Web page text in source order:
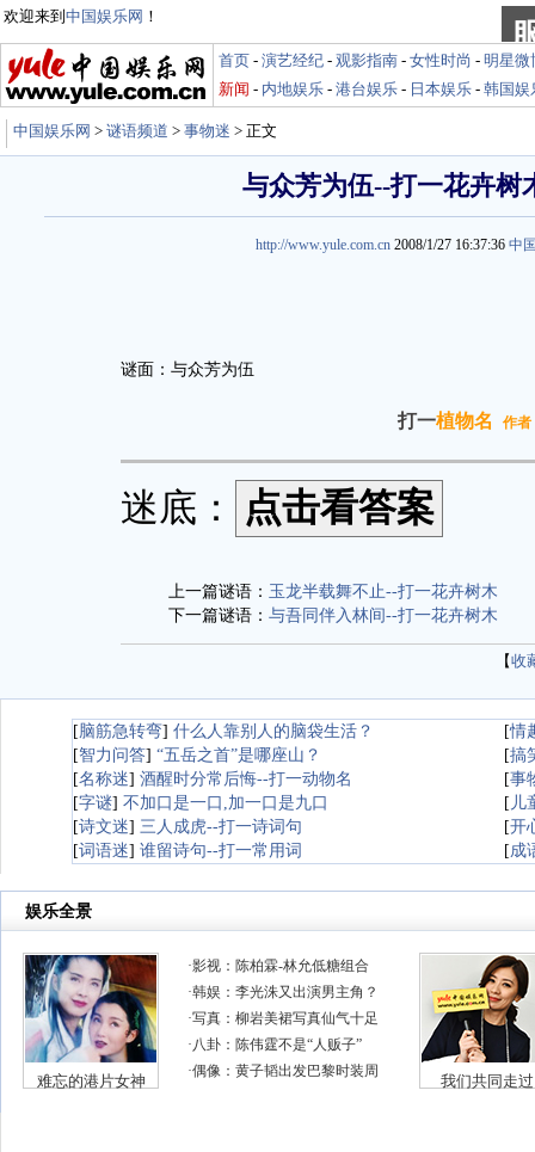
欢迎来到 中国娱乐网 ！
首页 - 演艺经纪 - 观影指南 - 女性时尚 - 明星微
新闻 - 内地娱乐 - 港台娱乐 - 日本娱乐 - 韩国娱
中国娱乐网 > 谜语频道 > 事物迷 > 正文
与众芳为伍--打一花卉树
http://www.yule.com.cn 2008/1/27 16:37:36 中
谜面：与众芳为伍
打一植物名 作者
迷底：
上一篇谜语： 玉龙半载舞不止--打一花卉树木
下一篇谜语： 与吾同伴入林间--打一花卉树木
【收
[脑筋急转弯] 什么人靠别人的脑袋生活？ [情
[智力问答] “五岳之首”是哪座山？ [搞
[名称迷] 酒醒时分常后悔--打一动物名 [事
[字谜] 不加口是一口,加一口是九口 [ 儿
[诗文迷] 三人成虎--打一诗词句 [开
[词语迷] 谁留诗句--打一常用词 [成